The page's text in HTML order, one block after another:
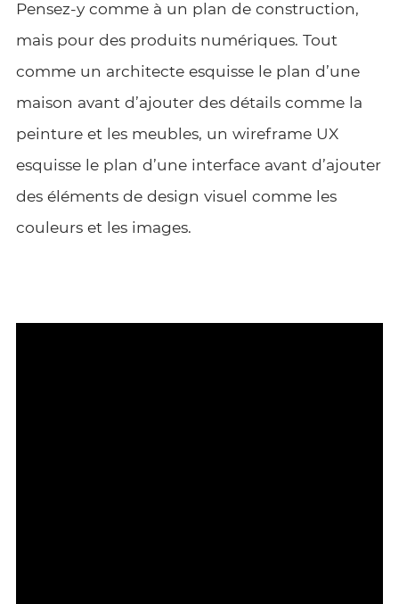
Pensez-y comme à un plan de construction,
mais pour des produits numériques. Tout
comme un architecte esquisse le plan d’une
maison avant d’ajouter des détails comme la
peinture et les meubles, un wireframe UX
esquisse le plan d’une interface avant d’ajouter
des éléments de design visuel comme les
couleurs et les images.